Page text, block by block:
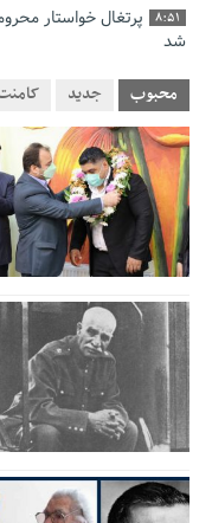
8:51
شد
فریدون جیرانی:
0:58
تسهیلات اشتغالزایی
اولویت‌های گیلان پرداخت
2:53
زمان جلسه
قلعه‌نویی مشخص شد
2:50
دفتر رهبر انقلاب:
2:46
بقائی: فضای
هرمز، مثبت است
رئیس سازمان جهاد
دریافت یارانه کود اقدام
1:00 تمدید مهلت اظهارنامه‌های مالیاتی
محبوب جدید